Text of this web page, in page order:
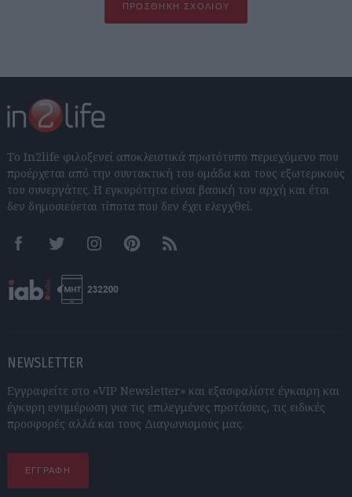
ΠΡΟΣΘΉΚΗ ΣΧΟΛΊΟΥ
Το In2life φιλοξενεί αποκλειστικά πρωτότυπο περιεχόμενο που
προέρχεται από την συντακτική του ομάδα και τους εξωτερικούς
του συνεργάτες. Η εγκυρότητα είναι βασική του αρχή και έτσι
δεν δημοσιεύεται τίποτα που δεν έχει ελεγχθεί.
FacebookTwitter InstagramPinterestRSS feeds
NEWSLETTER
Εγγραφείτε στο «VIP Newsletter» και εξασφαλίστε έγκαιρη και
έγκυρη ενημέρωση για τις επιλεγμένες προτάσεις, τις ειδικές
προσφορές αλλά και τους Διαγωνισμούς μας.
ΕΓΓΡΑΦΗ